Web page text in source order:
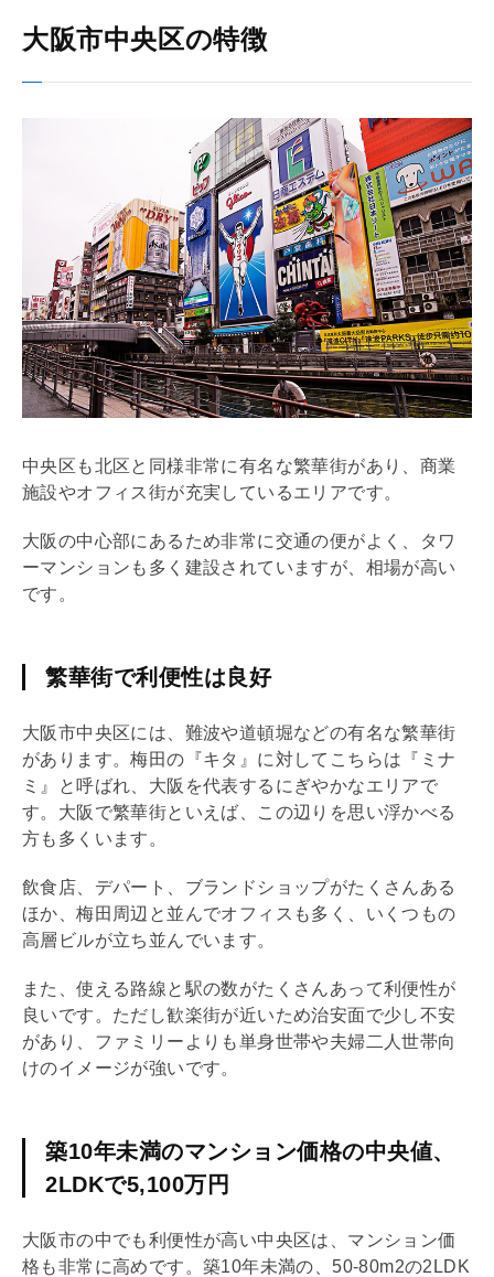
大阪市中央区の特徴
中央区も北区と同様非常に有名な繁華街があり、商業
施設やオフィス街が充実しているエリアです。
大阪の中心部にあるため非常に交通の便がよく、タワ
ーマンションも多く建設されていますが、相場が高い
です。
繁華街で利便性は良好
大阪市中央区には、難波や道頓堀などの有名な繁華街
があります。梅田の『キタ』に対してこちらは『ミナ
ミ』と呼ばれ、大阪を代表するにぎやかなエリアで
す。大阪で繁華街といえば、この辺りを思い浮かべる
方も多くいます。
飲食店、デパート、ブランドショップがたくさんある
ほか、梅田周辺と並んでオフィスも多く、いくつもの
高層ビルが立ち並んでいます。
また、使える路線と駅の数がたくさんあって利便性が
良いです。ただし歓楽街が近いため治安面で少し不安
があり、ファミリーよりも単身世帯や夫婦二人世帯向
けのイメージが強いです。
築10年未満のマンション価格の中央値、
2LDKで5,100万円
大阪市の中でも利便性が高い中央区は、マンション価
格も非常に高めです。築10年未満の、50-80m2の2 LDK